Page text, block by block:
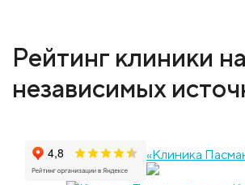
Рейтинг клиники на
независимых
«Клиника